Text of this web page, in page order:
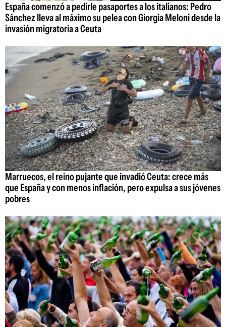
España comenzó a pedirle pasaportes a los italianos: Pedro
Sánchez lleva al máximo su pelea con Giorgia Meloni desde la
invasión migratoria a Ceuta
Marruecos, el reino pujante que invadió Ceuta: crece más
que España y con menos inflación, pero expulsa a sus jóvenes
pobres